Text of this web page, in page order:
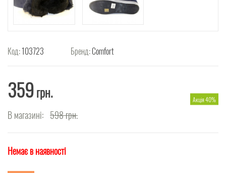
Код:103723 Бренд:Comfort
359грн.
В магазині: 598грн.
Акція 40%
Немає в наявності